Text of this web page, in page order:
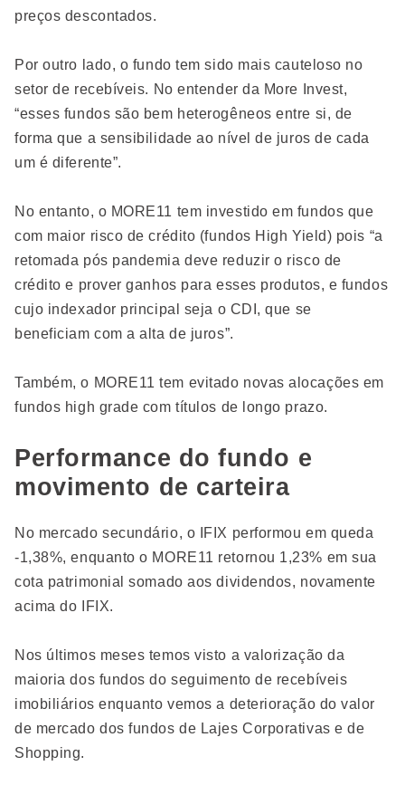
preços descontados.
Por outro lado, o fundo tem sido mais cauteloso no
setor de recebíveis. No entender da More Invest,
“esses fundos são bem heterogêneos entre si, de
forma que a sensibilidade ao nível de juros de cada
um é diferente”.
No entanto, o MORE11 tem investido em fundos que
com maior risco de crédito (fundos High Yield) pois “a
retomada pós pandemia deve reduzir o risco de
crédito e prover ganhos para esses produtos, e fundos
cujo indexador principal seja o CDI, que se
beneficiam com a alta de juros”.
Também, o MORE11 tem evitado novas alocações em
fundos high grade com títulos de longo prazo.
Performance do fundo e
movimento de carteira
No mercado secundário, o IFIX performou em queda
-1,38%, enquanto o MORE11 retornou 1,23% em sua
cota patrimonial somado aos dividendos, novamente
acima do IFIX.
Nos últimos meses temos visto a valorização da
maioria dos fundos do seguimento de recebíveis
imobiliários enquanto vemos a deterioração do valor
de mercado dos fundos de Lajes Corporativas e de
Shopping.